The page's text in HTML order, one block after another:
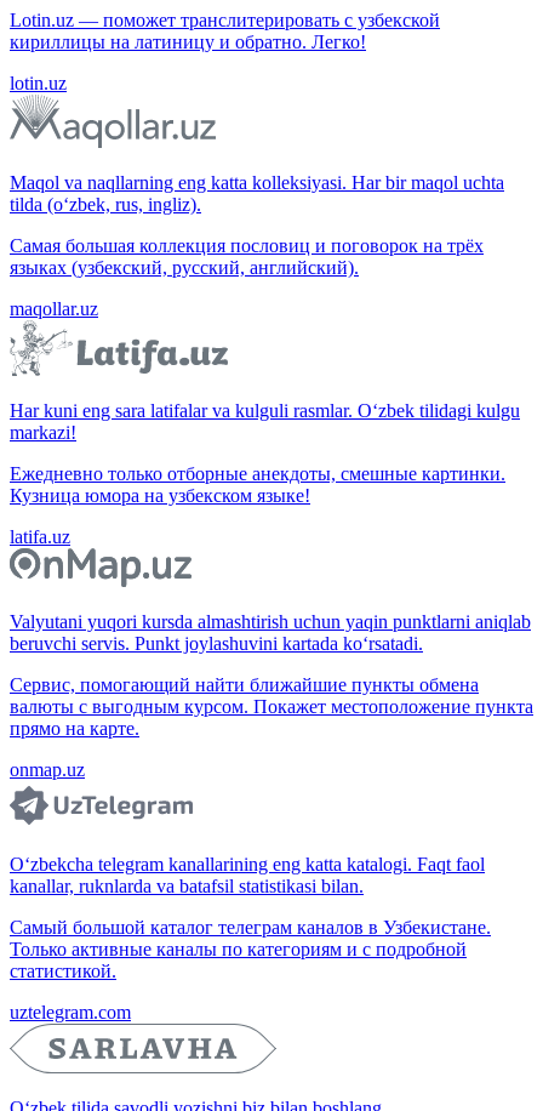
Lotin.uz — поможет транслитерировать с узбекской
кириллицы на латиницу и обратно. Легко!
lotin.uz
Maqol va naqllarning eng katta kolleksiyasi. Har bir maqol uchta
tilda (o‘zbek, rus, ingliz).
Самая большая коллекция пословиц и поговорок на трёх
языках (узбекский, русский, английский).
maqollar.uz
Har kuni eng sara latifalar va kulguli rasmlar. O‘zbek tilidagi kulgu
markazi!
Ежедневно только отборные анекдоты, смешные картинки.
Кузница юмора на узбекском языке!
latifa.uz
Valyutani yuqori kursda almashtirish uchun yaqin punktlarni aniqlab
beruvchi servis. Punkt joylashuvini kartada ko‘rsatadi.
Сервис, помогающий найти ближайшие пункты обмена
валюты с выгодным курсом. Покажет местоположение пункта
прямо на карте.
onmap.uz
O‘zbekcha telegram kanallarining eng katta katalogi. Faqt faol
kanallar, ruknlarda va batafsil statistikasi bilan.
Самый большой каталог телеграм каналов в Узбекистане.
Только активные каналы по категориям и с подробной
статистикой.
uztelegram.com